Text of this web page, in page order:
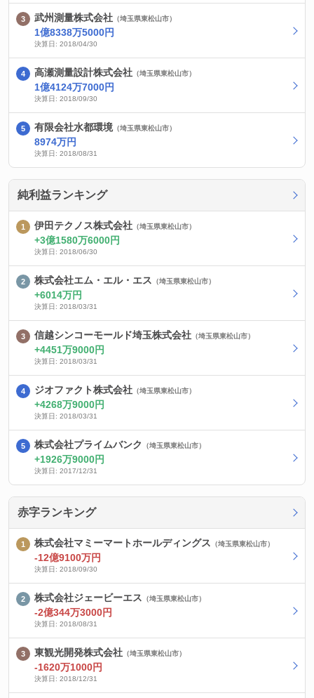
武州測量株式会社 （埼玉県東松山市）
1億8338万5000円
決算日: 2018/04/30
高瀬測量設計株式会社 （埼玉県東松山市）
1億4124万7000円
決算日: 2018/09/30
有限会社水都環境 （埼玉県東松山市）
8974万円
決算日: 2018/08/31
純利益ランキング
伊田テクノス株式会社 （埼玉県東松山市）
3億1580万6000円
決算日: 2018/06/30
株式会社エム・エル・エス （埼玉県東松山市）
6014万円
決算日: 2018/03/31
信越シンコーモールド埼玉株式会社 （埼玉県東松山市）
4451万9000円
決算日: 2018/03/31
ジオファクト株式会社 （埼玉県東松山市）
4268万9000円
決算日: 2018/03/31
株式会社プライムバンク （埼玉県東松山市）
1926万9000円
決算日: 2017/12/31
赤字ランキング
株式会社マミーマートホールディングス （埼玉県東松山市）
-12億9100万円
決算日: 2018/09/30
株式会社ジェービーエス （埼玉県東松山市）
-2億344万3000円
決算日: 2018/08/31
東観光開発株式会社 （埼玉県東松山市）
-1620万1000円
決算日: 2018/12/31